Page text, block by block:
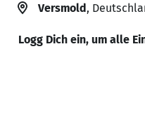
Versmold,
Logg Dich ein, um alle